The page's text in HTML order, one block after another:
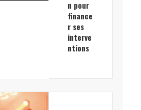
n pour
finance
r ses
interve
ntions